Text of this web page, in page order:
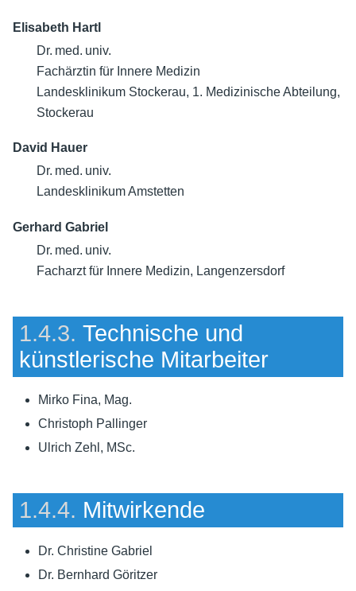
Elisabeth Hartl
Dr. med. univ.
Fachärztin für Innere Medizin
Landesklinikum Stockerau, 1. Medizinische Abteilung,
Stockerau
David Hauer
Dr. med. univ.
Landesklinikum Amstetten
Gerhard Gabriel
Dr. med. univ.
Facharzt für Innere Medizin, Langenzersdorf
1.4.3. Technische und
künstlerische Mitarbeiter
Mirko Fina, Mag.
Christoph Pallinger
Ulrich Zehl, MSc.
1.4.4. Mitwirkende
Dr. Christine Gabriel
Dr. Bernhard Göritzer